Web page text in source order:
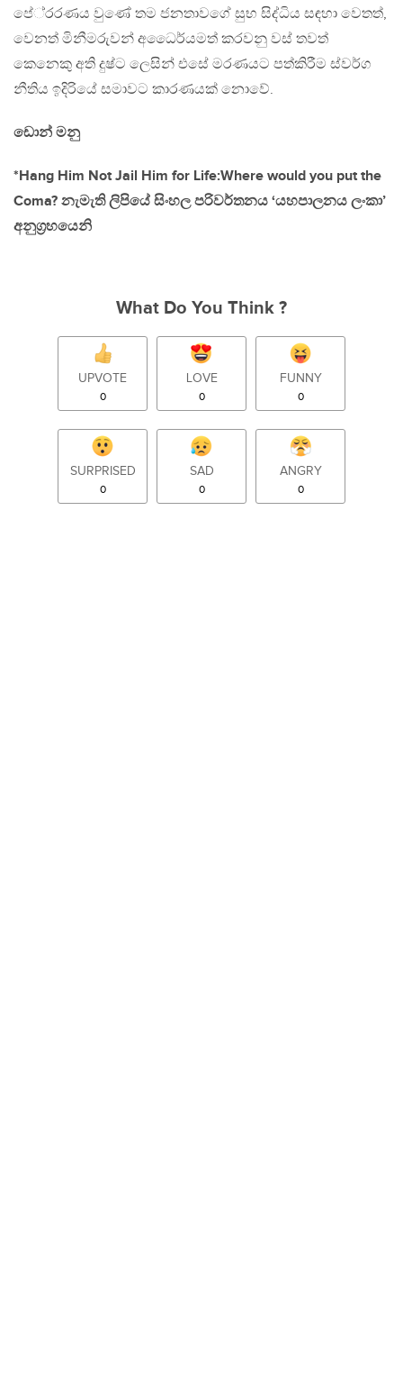
පේ‍්‍රරණය වුණේ තම ජනතාවගේ සුභ සිද්ධිය සඳහා වෙතත්,
වෙනත් මිනීමරුවන් අධෛර්යමත් කරවනු වස් තවත්
කෙනෙකු අති දුෂ්ට ලෙසින් එසේ මරණයට පත්කිරීම ස්වර්ග
නීතිය ඉදිරියේ සමාවට කාරණයක් නොවේ.
ඩොන් මනු
*Hang Him Not Jail Him for Life:Where would you put the
Coma? නැමැති ලිපියේ සිංහල පරිවර්තනය ‘යහපාලනය ලංකා’
අනුග‍්‍රහයෙනි
What Do You Think ?
UPVOTE
0
LOVE
0
FUNNY
0
SURPRISED
0
SAD
0
ANGRY
0